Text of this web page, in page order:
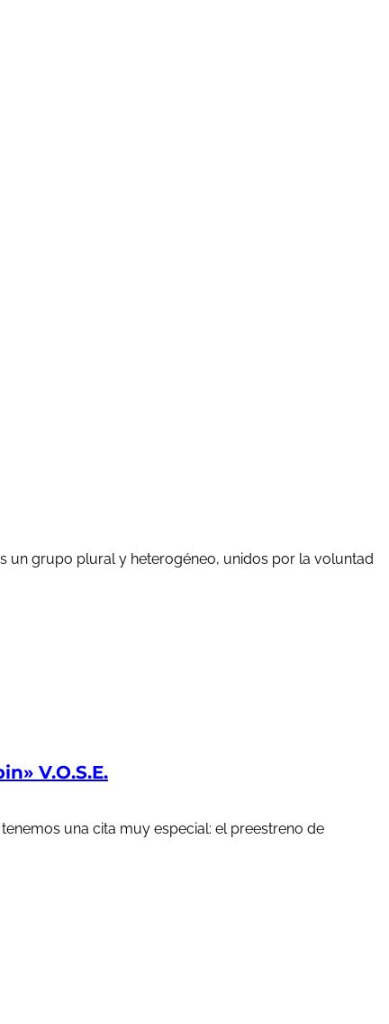
un grupo plural y heterogéneo, unidos por la voluntad
V.O.S.E.
una cita muy especial: el preestreno de